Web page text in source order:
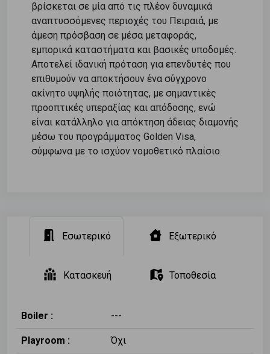
βρίσκεται σε μία από τις πλέον δυναμικά
αναπτυσσόμενες περιοχές του Πειραιά, με
άμεση πρόσβαση σε μέσα μεταφοράς,
εμπορικά καταστήματα και βασικές υποδομές.
Αποτελεί ιδανική πρόταση για επενδυτές που
επιθυμούν να αποκτήσουν ένα σύγχρονο
ακίνητο υψηλής ποιότητας, με σημαντικές
προοπτικές υπεραξίας και απόδοσης, ενώ
είναι κατάλληλο για απόκτηση άδειας διαμονής
μέσω του προγράμματος Golden Visa,
σύμφωνα με το ισχύον νομοθετικό πλαίσιο.
Εσωτερικό Εξωτερικό
Κατασκευή Τοποθεσία
Boiler : ---
Playroom : Όχι